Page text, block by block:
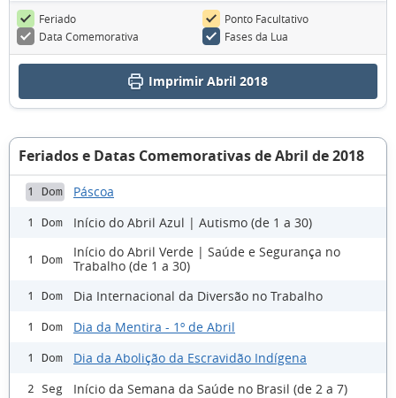
Feriado
Ponto Facultativo
Data Comemorativa
Fases da Lua
Imprimir Abril 2018
Feriados e Datas Comemorativas de Abril de 2018
1 Dom Páscoa
1 Dom Início do Abril Azul | Autismo (de 1 a 30)
1 Dom
Início do Abril Verde | Saúde e Segurança no
Trabalho (de 1 a 30)
1 Dom Dia Internacional da Diversão no Trabalho
1 Dom Dia da Mentira - 1º de Abril
1 Dom Dia da Abolição da Escravidão Indígena
2 Seg Início da Semana da Saúde no Brasil (de 2 a 7)